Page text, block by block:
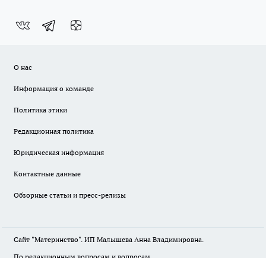
О нас
Информация о команде
Политика этики
Редакционная политика
Юридическая информация
Контактные данные
Обзорные статьи и пресс-релизы
Сайт "Материнство". ИП Малышева Анна Владимировна.